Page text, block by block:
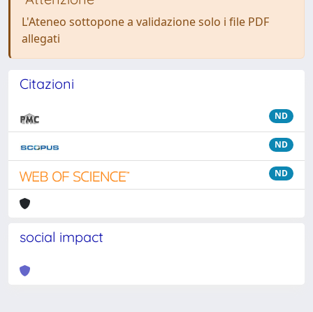
L'Ateneo sottopone a validazione solo i file PDF
allegati
Citazioni
ND
ND
ND
social impact